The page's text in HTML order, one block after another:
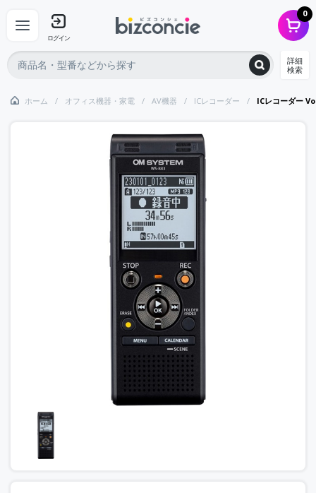
ログイン
0
詳細
検索
ホーム オフィス機器・家電 AV機器 ICレコーダー ICレコーダー